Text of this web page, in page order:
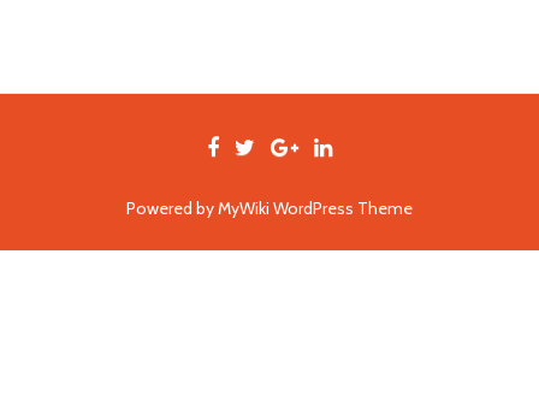
Powered byMyWiki WordPress Theme